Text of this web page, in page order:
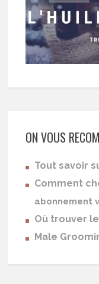
ON VOUS
Tout savoir
Comment
abonnement
Où trouver
Male